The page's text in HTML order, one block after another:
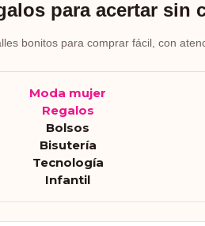
para acertar sin
bonitos para comprar fácil, con
Moda mujer
Regalos
Bolsos
Bisutería
Tecnología
Infantil